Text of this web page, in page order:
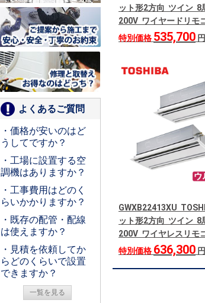
よくあるご質問
・価格が安いのはど
うしてですか？
・工場に設置する空
調機はありますか？
・工事費用はどのく
らいかかりますか？
・既存の配管・配線
は使えますか？
・見積を依頼してか
らどのくらいで設置
できますか？
一覧を見る
ット形2方向 ツイン 8
200V ワイヤードリモ
特別価格 535,700
GWXB22413XU
ット形2方向 ツイン 8
200V ワイヤレスリモ
特別価格 636,300